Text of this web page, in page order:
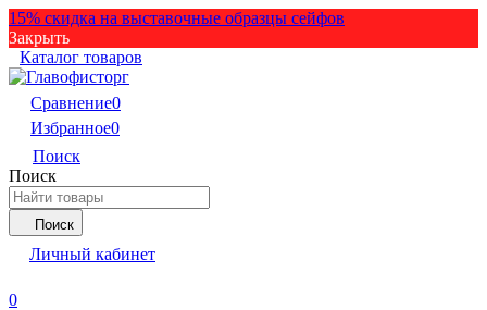
15% скидка на выставочные образцы сейфов
Закрыть
Каталог товаров
Сравнение0
Избранное0
Поиск
Поиск
Поиск
Личный кабинет
0